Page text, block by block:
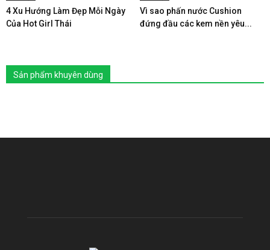
4 Xu Hướng Làm Đẹp Mỗi Ngày
Của Hot Girl Thái
Vì sao phấn nước Cushion
đứng đầu các kem nền yêu...
Sản phẩm khuyên dùng